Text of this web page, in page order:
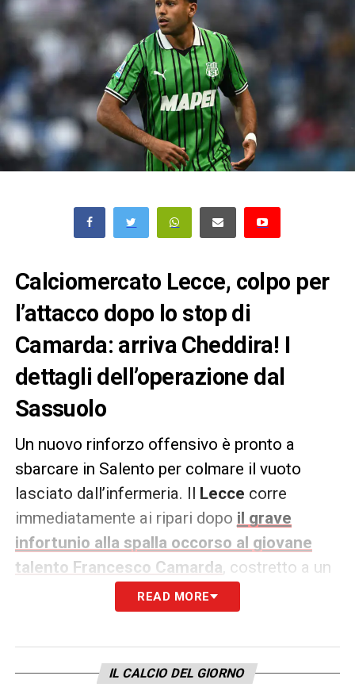
Calciomercato Lecce, colpo per
l’attacco dopo lo stop di
Camarda: arriva Cheddira! I
dettagli dell’operazione dal
Sassuolo
Un nuovo rinforzo offensivo è pronto a
sbarcare in Salento per colmare il vuoto
lasciato dall’infermeria. Il Lecce corre
immediatamente ai ripari dopo il grave
infortunio alla spalla occorso al giovane
talento Francesco Camarda, costretto a un
lungo stop, e chiude l’operazione per portare
in giallorossoWalid Cheddira. Secondo
Gianluca Di Marzio, il club pugliese ha
READ MORE
IL CALCIO DEL GIORNO